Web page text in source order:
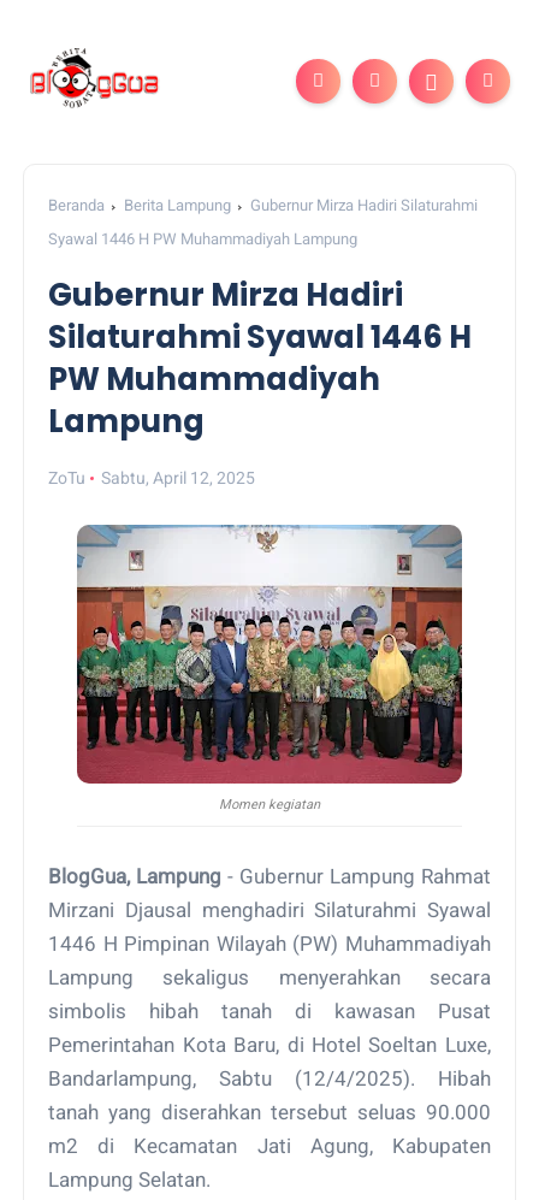
Beranda Berita Lampung
Gubernur Mirza Hadiri Silaturahmi
Syawal 1446 H PW Muhammadiyah Lampung
Gubernur Mirza Hadiri
Silaturahmi Syawal 1446 H
PW Muhammadiyah
Lampung
ZoTu Sabtu, April 12, 2025
Momen kegiatan
BlogGua, Lampung - Gubernur Lampung Rahmat
Mirzani Djausal menghadiri Silaturahmi Syawal
1446 H Pimpinan Wilayah (PW) Muhammadiyah
Lampung sekaligus menyerahkan secara
simbolis hibah tanah di kawasan Pusat
Pemerintahan Kota Baru, di Hotel Soeltan Luxe,
Bandarlampung, Sabtu (12/4/2025). Hibah
tanah yang diserahkan tersebut seluas 90.000
m2 di Kecamatan Jati Agung, Kabupaten
Lampung Selatan.